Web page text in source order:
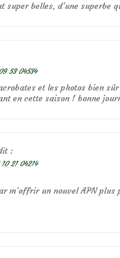
super belles, d’une
53 04534
et les photos bien
en cette saison ! bonne
:
21 04214
m’offrir un nouvel APN plus